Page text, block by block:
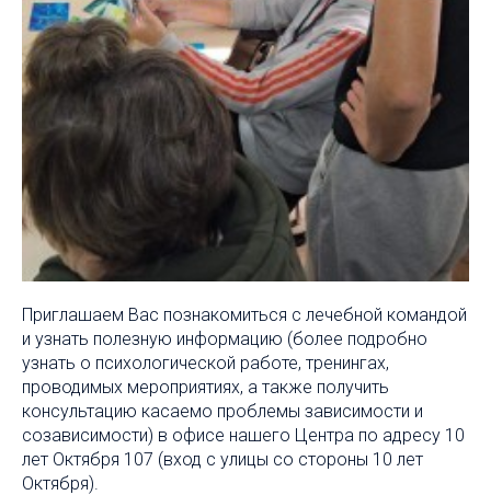
Приглашаем Вас познакомиться с лечебной командой
и узнать полезную информацию (более подробно
узнать о психологической работе, тренингах,
проводимых мероприятиях, а также получить
консультацию касаемо проблемы зависимости и
созависимости) в офисе нашего Центра по адресу 10
лет Октября 107 (вход с улицы со стороны 10 лет
Октября).